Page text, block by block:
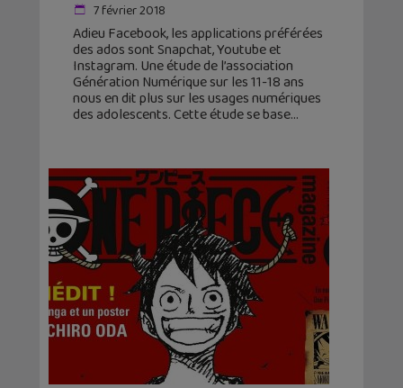
7 février 2018
Adieu Facebook, les applications préférées
des ados sont Snapchat, Youtube et
Instagram. Une étude de l’association
Génération Numérique sur les 11-18 ans
nous en dit plus sur les usages numériques
des adolescents. Cette étude se base